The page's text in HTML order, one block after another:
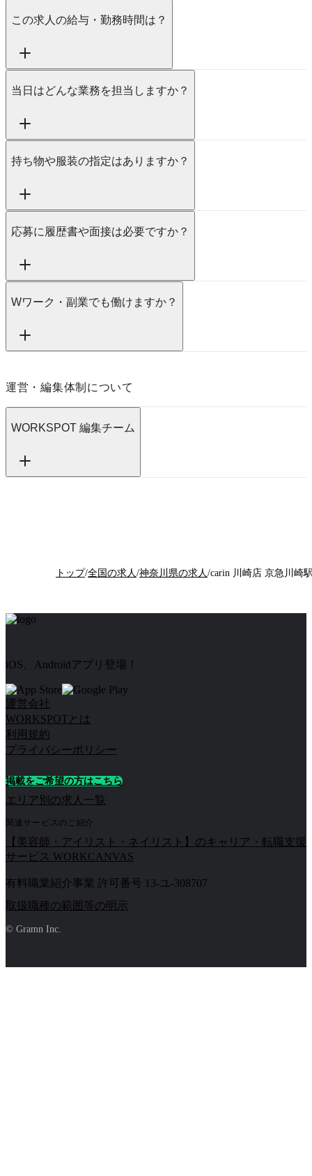
この求人の給与・勤務時間は？
当日はどんな業務を担当しますか？
持ち物や服装の指定はありますか？
応募に履歴書や面接は必要ですか？
Wワーク・副業でも働けますか？
運営・編集体制について
WORKSPOT 編集チーム
トップ/全国の求人 /神奈川県の求人 /
iOS、Androidアプリ登場！
運営会社
WORKSPOTとは
利用規約
プライバシーポリシー
掲載をご希望の方はこちら
エリア別の求人一覧
関連サービスのご紹介
【美容師・アイリスト・ネイリスト】のキャリア・転職支援
サービス WORKCANVAS
有料職業紹介事業 許可番号 13-ユ-308707
取扱職種の範囲等の明示
© Gramn Inc.